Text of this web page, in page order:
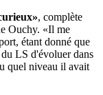
, complète
Ouchy. «Il me
étant donné que
LS d'évoluer dans
quel niveau il avait